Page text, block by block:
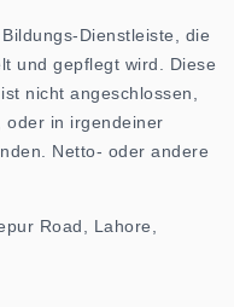
Dienstleiste, die
und gepflegt wird. Diese
nicht angeschlossen,
oder in irgendeiner
Netto- oder andere
Road, Lahore,